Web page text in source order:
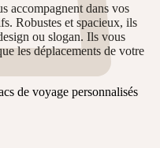
accompagnent dans vos
Robustes et spacieux, ils
ou slogan. Ils vous
les déplacements de votre
de voyage personnalisés